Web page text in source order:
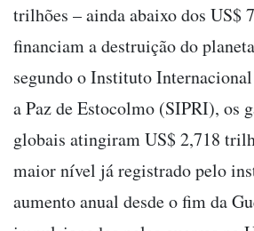
trilhões – ainda abaixo dos US$
financiam a destruição do
segundo o Instituto Internacional
a Paz de Estocolmo (SIPRI), os
globais atingiram US$ 2,718
maior nível já registrado pelo
aumento anual desde o fim da